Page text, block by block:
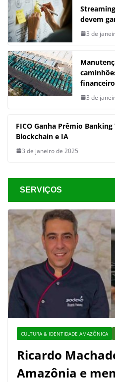
devem
3 de
3 de
FICO Ganha Prêmio
Blockchain e IA
3 de janeiro de 2025
SERVIÇOS
CULTURA & IDENTIDADE AMAZÔNICA
Ricardo
Amazônia e